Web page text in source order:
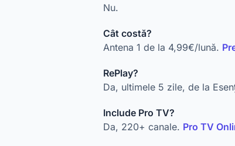
Nu.
Cât costă?
Antena 1 de la 4,99€/lună.
RePlay?
Da, ultimele 5 zile, de la
Include Pro TV?
Da, 220+ canale. Pro TV